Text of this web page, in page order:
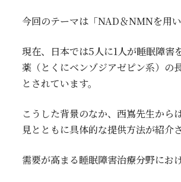
今回のテーマは「NAD＆NMNを用
現在、日本では5人に1人が睡眠障害
薬（とくにベンゾジアゼピン系）の
とされています。
こうした背景のなか、西嶌先生か
見とともに具体的な提供方法が紹介
需要が高まる睡眠障害治療分野にお